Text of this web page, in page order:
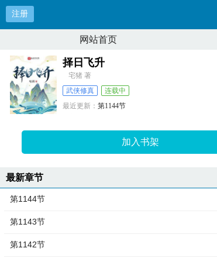
注册
网站首页
择日飞升
宅猪 著
武侠修真
连载中
最近更新： 第1144节
加入书架
最新章节
第1144节
第1143节
第1142节